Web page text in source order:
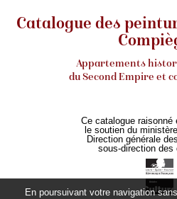
Catalogue des
Appartements
du Second Empire et
Ce catalogue raisonné
le soutien du
Direction générale
sous-direction des
En poursuivant votre navigation